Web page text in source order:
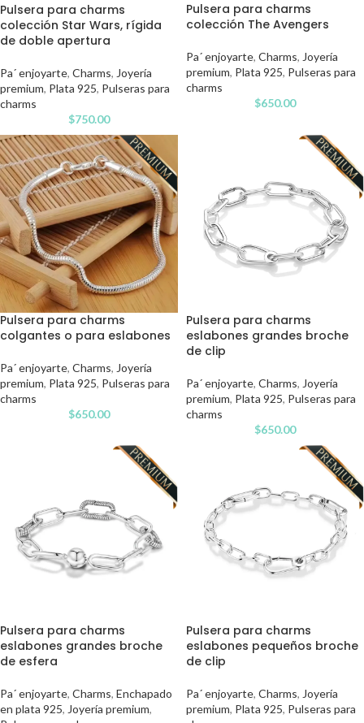
Pulsera para charms
colección Star Wars, rígida
de doble apertura
Pa´ enjoyarte, Charms, Joyería
premium, Plata 925, Pulseras para
charms
$750.00
Pulsera para charms
colección The Avengers
Pa´ enjoyarte, Charms, Joyería
premium, Plata 925, Pulseras para
charms
$650.00
Pulsera para charms
colgantes o para eslabones
Pa´ enjoyarte, Charms, Joyería
premium, Plata 925, Pulseras para
charms
$650.00
Pulsera para charms
eslabones grandes broche
de clip
Pa´ enjoyarte, Charms, Joyería
premium, Plata 925, Pulseras para
charms
$650.00
Pulsera para charms
eslabones grandes broche
de esfera
Pa´ enjoyarte, Charms, Enchapado
en plata 925, Joyería premium,
Pulsera para charms
eslabones pequeños broche
de clip
Pa´ enjoyarte, Charms, Joyería
premium, Plata 925, Pulseras para